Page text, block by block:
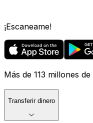
¡Escaneame!
Más de 113 millones
Transferir dinero